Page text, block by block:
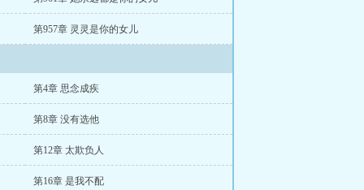
第957章 灵灵是你的女儿
第4章 思念成疾
第8章 没有选他
第12章 太欺负人
第16章 是我不配